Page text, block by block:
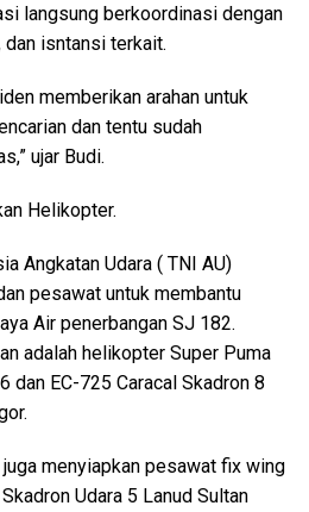
langsung berkoordinasi dengan
dan isntansi terkait.
memberikan arahan untuk
dan tentu sudah
ujar Budi.
Helikopter.
Angkatan Udara ( TNI AU)
pesawat untuk membantu
Air penerbangan SJ 182.
adalah helikopter Super Puma
dan EC-725 Caracal Skadron 8
menyiapkan pesawat fix wing
Udara 5 Lanud Sultan